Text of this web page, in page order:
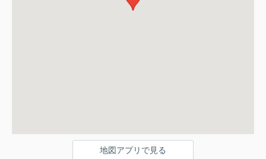
地図アプリで見る